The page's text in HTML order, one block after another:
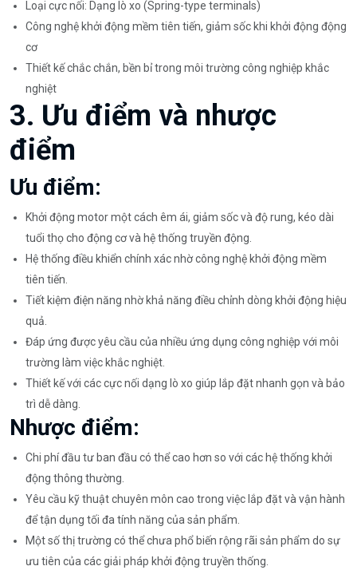
Loại cực nối: Dạng lò xo (Spring-type terminals)
Công nghệ khởi động mềm tiên tiến, giảm sốc khi khởi động động
cơ
Thiết kế chắc chắn, bền bỉ trong môi trường công nghiệp khắc
nghiệt
3. Ưu điểm và nhược
điểm
Ưu điểm:
Khởi động motor một cách êm ái, giảm sốc và độ rung, kéo dài
tuổi thọ cho động cơ và hệ thống truyền động.
Hệ thống điều khiển chính xác nhờ công nghệ khởi động mềm
tiên tiến.
Tiết kiệm điện năng nhờ khả năng điều chỉnh dòng khởi động hiệu
quả.
Đáp ứng được yêu cầu của nhiều ứng dụng công nghiệp với môi
trường làm việc khắc nghiệt.
Thiết kế với các cực nối dạng lò xo giúp lắp đặt nhanh gọn và bảo
trì dễ dàng.
Nhược điểm:
Chi phí đầu tư ban đầu có thể cao hơn so với các hệ thống khởi
động thông thường.
Yêu cầu kỹ thuật chuyên môn cao trong việc lắp đặt và vận hành
để tận dụng tối đa tính năng của sản phẩm.
Một số thị trường có thể chưa phổ biến rộng rãi sản phẩm do sự
ưu tiên của các giải pháp khởi động truyền thống.